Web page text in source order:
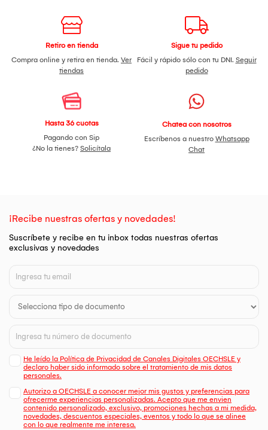
Retiro en tienda
Compra online y retira en tienda. Ver
tiendas
Sigue tu pedido
Fácil y rápido sólo con tu DNI. Seguir
pedido
Hasta 36 cuotas
Pagando con Sip
¿No la tienes? Solicítala
Chatea con nosotros
Escríbenos a nuestro Whatsapp
Chat
¡Recibe nuestras ofertas y novedades!
Suscríbete y recibe en tu inbox todas nuestras ofertas
exclusivas y novedades
He leído la Política de Privacidad de Canales Digitales OECHSLE y
declaro haber sido informado sobre el tratamiento de mis datos
personales.
Autorizo a OECHSLE a conocer mejor mis gustos y preferencias para
ofrecerme experiencias personalizadas. Acepto que me envien
contenido personalizado, exclusivo, promociones hechas a mi medida,
novedades, descuentos especiales, eventos y todo lo que se alinee
con lo que realmente me interesa.